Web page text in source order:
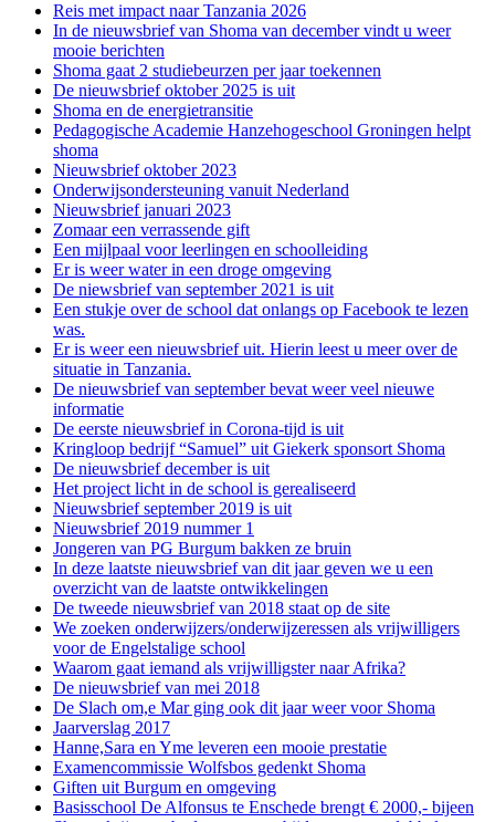
Reis met impact naar Tanzania 2026
In de nieuwsbrief van Shoma van december vindt u weer
mooie berichten
Shoma gaat 2 studiebeurzen per jaar toekennen
De nieuwsbrief oktober 2025 is uit
Shoma en de energietransitie
Pedagogische Academie Hanzehogeschool Groningen helpt
shoma
Nieuwsbrief oktober 2023
Onderwijsondersteuning vanuit Nederland
Nieuwsbrief januari 2023
Zomaar een verrassende gift
Een mijlpaal voor leerlingen en schoolleiding
Er is weer water in een droge omgeving
De niewsbrief van september 2021 is uit
Een stukje over de school dat onlangs op Facebook te lezen
was.
Er is weer een nieuwsbrief uit. Hierin leest u meer over de
situatie in Tanzania.
De nieuwsbrief van september bevat weer veel nieuwe
informatie
De eerste nieuwsbrief in Corona-tijd is uit
Kringloop bedrijf “Samuel” uit Giekerk sponsort Shoma
De nieuwsbrief december is uit
Het project licht in de school is gerealiseerd
Nieuwsbrief september 2019 is uit
Nieuwsbrief 2019 nummer 1
Jongeren van PG Burgum bakken ze bruin
In deze laatste nieuwsbrief van dit jaar geven we u een
overzicht van de laatste ontwikkelingen
De tweede nieuwsbrief van 2018 staat op de site
We zoeken onderwijzers/onderwijzeressen als vrijwilligers
voor de Engelstalige school
Waarom gaat iemand als vrijwilligster naar Afrika?
De nieuwsbrief van mei 2018
De Slach om,e Mar ging ook dit jaar weer voor Shoma
Jaarverslag 2017
Hanne,Sara en Yme leveren een mooie prestatie
Examencommissie Wolfsbos gedenkt Shoma
Giften uit Burgum en omgeving
Basisschool De Alfonsus te Enschede brengt € 2000,- bijeen